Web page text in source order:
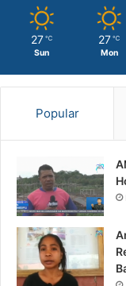
27 ℃
Sun
27 ℃
Mon
Popular